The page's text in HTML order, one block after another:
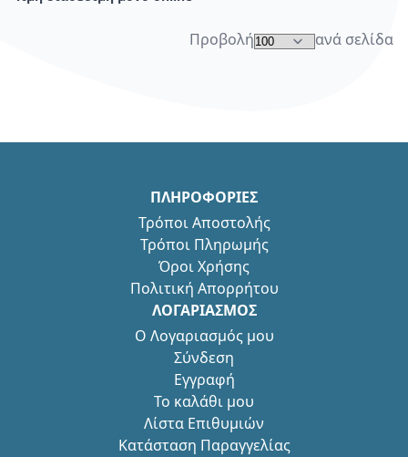
Προβολή ανά σελίδα
ΠΛΗΡΟΦΟΡΙΕΣ
Τρόποι Αποστολής
Τρόποι Πληρωμής
Όροι Χρήσης
Πολιτική Απορρήτου
ΛΟΓΑΡΙΑΣΜΟΣ
Ο Λογαριασμός μου
Σύνδεση
Εγγραφή
Το καλάθι μου
Λίστα Επιθυμιών
Κατάσταση Παραγγελίας